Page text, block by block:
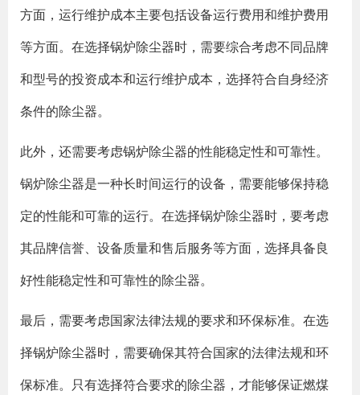
方面，运行维护成本主要包括设备运行费用和维护费用
等方面。在选择锅炉除尘器时，需要综合考虑不同品牌
和型号的投资成本和运行维护成本，选择符合自身经济
条件的除尘器。
此外，还需要考虑锅炉除尘器的性能稳定性和可靠性。
锅炉除尘器是一种长时间运行的设备，需要能够保持稳
定的性能和可靠的运行。在选择锅炉除尘器时，要考虑
其品牌信誉、设备质量和售后服务等方面，选择具备良
好性能稳定性和可靠性的除尘器。
最后，需要考虑国家法律法规的要求和环保标准。在选
择锅炉除尘器时，需要确保其符合国家的法律法规和环
保标准。只有选择符合要求的除尘器，才能够保证燃煤